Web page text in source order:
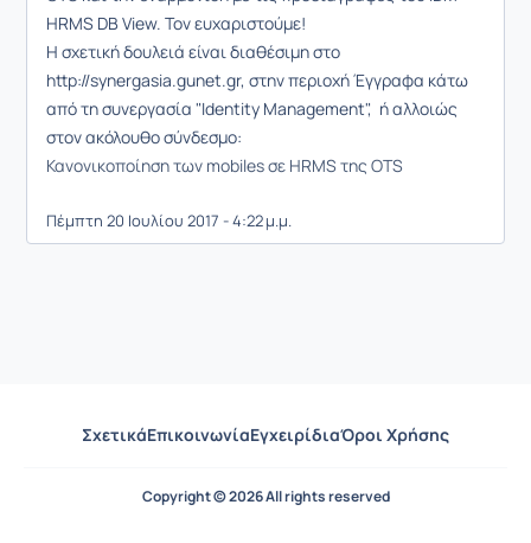
HRMS DB View. Τον ευχαριστούμε!
Η σχετική δουλειά είναι διαθέσιμη στo
http://synergasia.gunet.gr, στην περιοχή Έγγραφα κάτω
από τη συνεργασία "Identity Management", ή αλλοιώς
στον ακόλουθο σύνδεσμο:
Κανονικοποίηση των mobiles σε HRMS της OTS
Πέμπτη 20 Ιουλίου 2017 - 4:22 μ.μ.
ΣχετικάΕπικοινωνίαΕγχειρίδιαΌροι Χρήσης
Copyright © 2026 All rights reserved